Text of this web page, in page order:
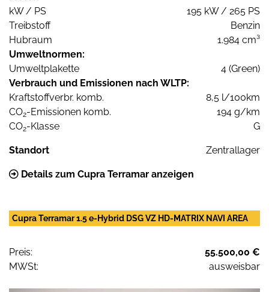
kW / PS
195 kW / 265 PS
Treibstoff
Benzin
Hubraum
1.984 cm³
Umweltnormen:
Umweltplakette
4 (Green)
Verbrauch und Emissionen nach WLTP:
Kraftstoffverbr. komb.
8,5 l/100km
CO2-Emissionen komb.
194 g/km
CO2-Klasse G
Standort Zentrallager
Details zum Cupra Terramar anzeigen
Cupra Terramar 1.5 e-Hybrid DSG VZ HD-MATRIX NAVI AREA
Preis:
55.500,00 €
MWSt:
ausweisbar